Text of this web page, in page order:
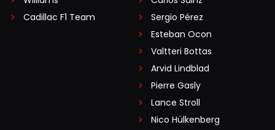
Cadillac F1 Team
Sergio Pérez
Esteban Ocon
Valtteri Bottas
Arvid Lindblad
Pierre Gasly
Lance Stroll
Nico Hülkenberg